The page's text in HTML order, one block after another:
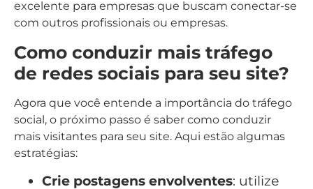
excelente para empresas que buscam conectar-se
com outros profissionais ou empresas.
Como conduzir mais tráfego
de redes sociais para seu site?
Agora que você entende a importância do tráfego
social, o próximo passo é saber como conduzir
mais visitantes para seu site. Aqui estão algumas
estratégias:
Crie postagens envolventes: utilize